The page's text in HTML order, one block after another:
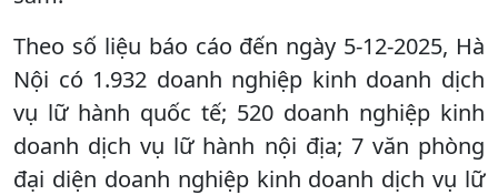
Theo số liệu báo cáo đến ngày 5-12-2025, Hà
Nội có 1.932 doanh nghiệp kinh doanh dịch
vụ lữ hành quốc tế; 520 doanh nghiệp kinh
doanh dịch vụ lữ hành nội địa; 7 văn phòng
đại diện doanh nghiệp kinh doanh dịch vụ lữ